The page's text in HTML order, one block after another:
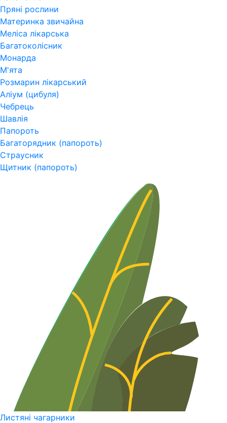
Пряні рослини
Материнка звичайна
Меліса лікарська
Багатоколісник
Монарда
М'ята
Розмарин лікарський
Аліум (цибуля)
Чебрець
Шавлія
Папороть
Багаторядник (папороть)
Страусник
Щитник (папороть)
Листяні чагарники